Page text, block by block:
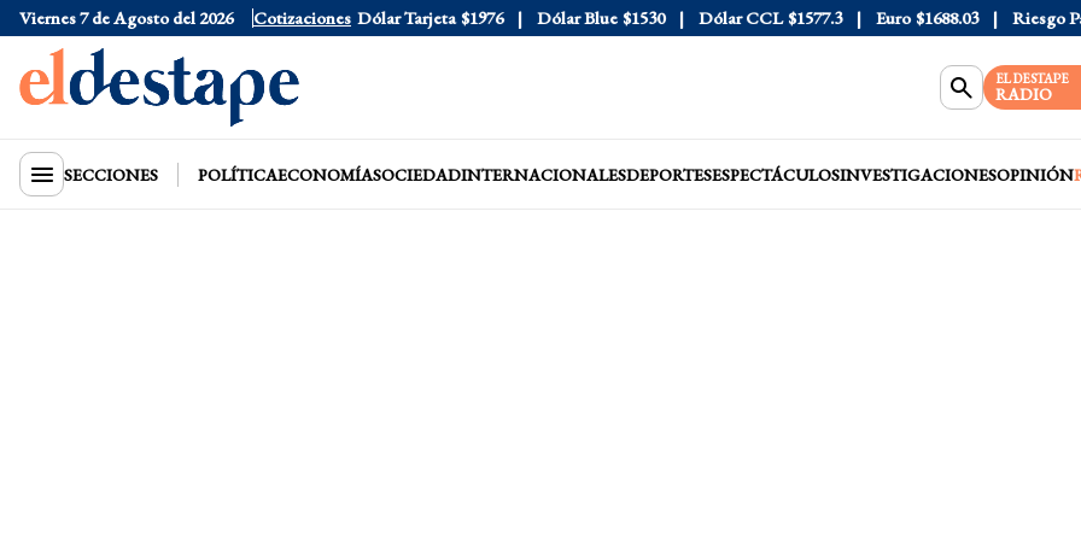
Viernes 7 de Agosto del 2026 Cotizaciones
Dólar Oficial $1520 Dólar Tarjeta $1976 Dólar Blue $1530 Dólar CCL $1577.3 Euro $1688.03 Riesgo País
EL DESTAPE
RADIO
SECCIONES POLÍTICAECONOMÍASOCIEDADINTERNACIONALESDEPORTESESPECTÁCULOSINVESTIGACIONESOPINIÓN